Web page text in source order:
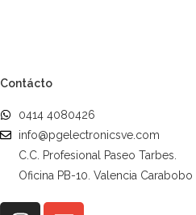
Contácto
0414 4080426
info@pgelectronicsve.com
C.C. Profesional Paseo Tarbes.
Oficina PB-10. Valencia Carabobo